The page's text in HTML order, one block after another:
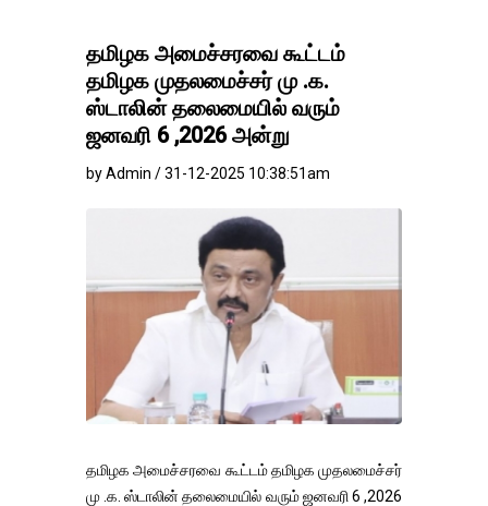
தமிழக அமைச்சரவை கூட்டம்
தமிழக முதலமைச்சர் மு .க.
ஸ்டாலின் தலைமையில் வரும்
ஜனவரி 6 ,2026 அன்று
by Admin / 31-12-2025 10:38:51am
தமிழக அமைச்சரவை கூட்டம் தமிழக முதலமைச்சர்
மு .க. ஸ்டாலின் தலைமையில் வரும் ஜனவரி 6 ,2026